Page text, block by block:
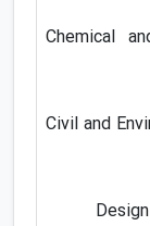
Chemical
Civil and